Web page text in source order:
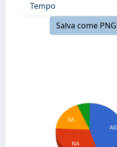
Tempo
Salva come PNG
AS
SA
NA